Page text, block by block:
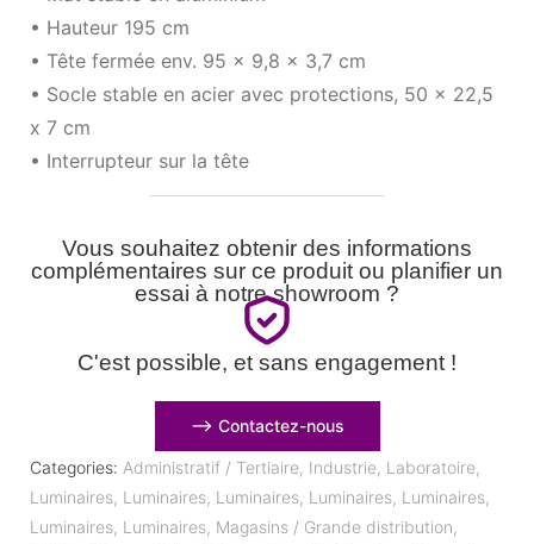
• Hauteur 195 cm
• Tête fermée env. 95 x 9,8 x 3,7 cm
• Socle stable en acier avec protections, 50 x 22,5
x 7 cm
• Interrupteur sur la tête
Vous souhaitez obtenir des informations
complémentaires sur ce produit ou planifier un
essai à notre showroom ?
C'est possible, et sans engagement !
⟶ Contactez-nous
Categories: Administratif / Tertiaire, Industrie, Laboratoire,
Luminaires, Luminaires, Luminaires, Luminaires, Luminaires,
Luminaires, Luminaires, Magasins / Grande distribution,